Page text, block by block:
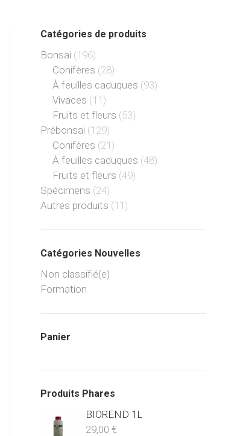
Catégories de produits
Bonsai (196)
Conifères (28)
À feuilles caduques (93)
Vivaces (11)
Fruits et fleurs (53)
Prébonsai (129)
Conifères (21)
À feuilles caduques (48)
Fruits et fleurs (49)
Spécimens (24)
Autres produits (11)
Catégories Nouvelles
Non classifié(e)
Formation
Panier
Produits Phares
BIOREND 1L
29,00 €